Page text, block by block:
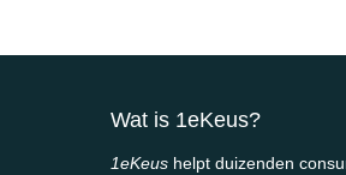
Wat is 1eKeus?
1eKeus helpt duizenden